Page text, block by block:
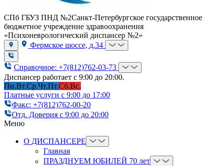
СПб ГБУЗ ПНД №2Санкт-Петербургское государственное
бюджетное учреждение здравоохранения
«Психоневрологический диспансер №2»
Фермское шоссе, д.34
Справочное: +7(812)762-03-73
Диспансер работает с 9:00 до 20:00.
Пн.Вт.Ср.Чт.Пт.Сб.Вс.
Платные услуги с 9:00 до 17:00
Факс: +7(812)762-00-20
Отд. Доверия с 9:00 до 20:00
Меню
О ДИСПАНСЕРЕ
Главная
ПРАЗДНУЕМ ЮБИЛЕЙ 70 лет